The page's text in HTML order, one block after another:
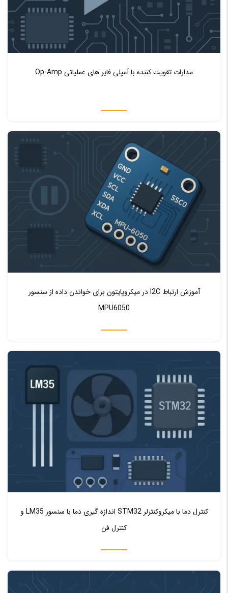
مدارات تقویت‌ کننده با آمپلی‌ فایر های عملیاتی Op-Amp
آموزش ارتباط I2C در میکروپایتون برای خواندن داده از سنسور
MPU6050
کنترل دما با میکروکنترلر STM32 اندازه‌ گیری دما با سنسور LM35 و
کنترل فن